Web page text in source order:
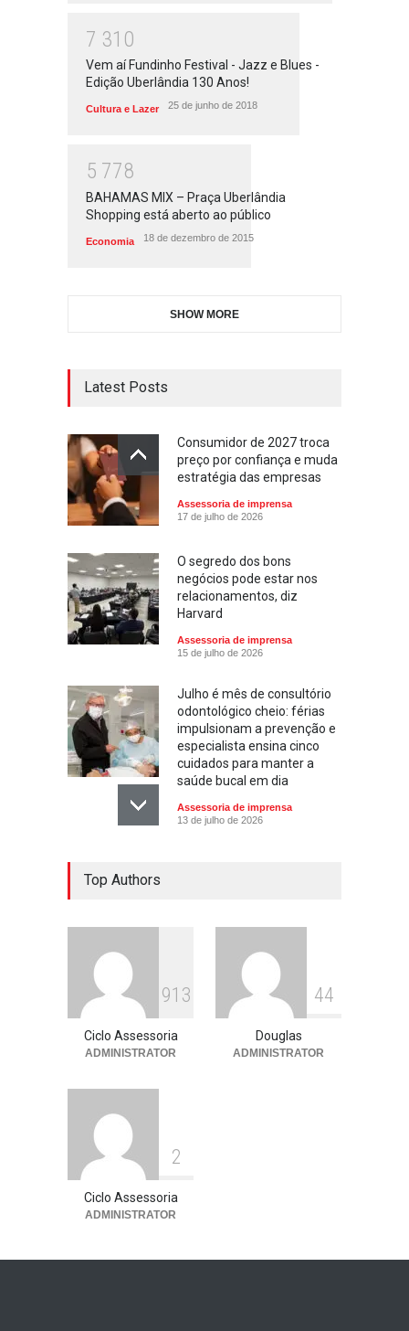
7 31 0
Vem aí Fundinho Festival - Jazz e Blues -
Edição Uberlândia 130 Anos!
Cultura e Lazer 25 de junho de 2018
5 778
BAHAMAS MIX – Praça Uberlândia
Shopping está aberto ao público
Economia 18 de dezembro de 2015
SHOW MORE
Latest Posts
Consumidor de 2027 troca
preço por confiança e muda
estratégia das empresas
Assessoria de imprensa
17 de julho de 2026
O segredo dos bons
negócios pode estar nos
relacionamentos, diz
Harvard
Assessoria de imprensa
15 de julho de 2026
Julho é mês de consultório
odontológico cheio: férias
impulsionam a prevenção e
especialista ensina cinco
cuidados para manter a
saúde bucal em dia
Assessoria de imprensa
13 de julho de 2026
13 de julho de 2026
Top Authors
91 3
Ciclo Assessoria
ADMINISTRATOR
44
Douglas
ADMINISTRATOR
2
Ciclo Assessoria
ADMINISTRATOR